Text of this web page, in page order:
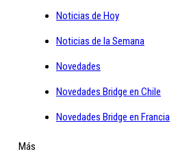
Noticias de Hoy
Noticias de la Semana
Novedades
Novedades Bridge en Chile
Novedades Bridge en Francia
Más